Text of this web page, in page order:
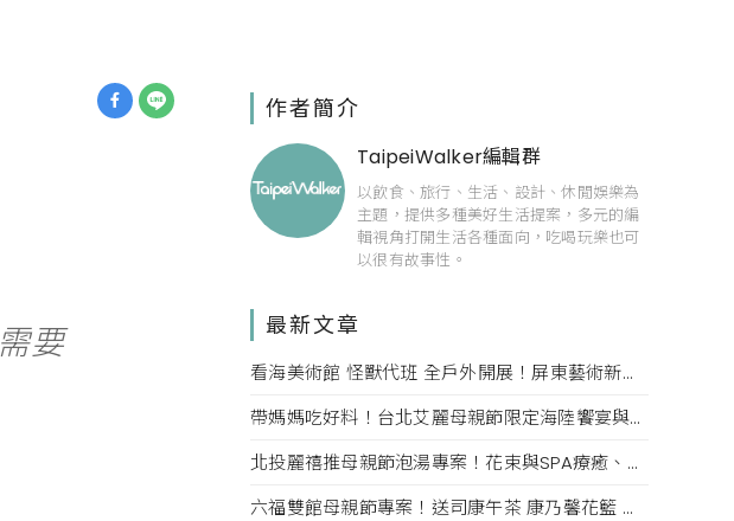
要
作者簡介
TaipeiWalker編輯群
以飲食、旅行、生活、設計、休閒娛樂為
主題，提供多種美好生活提案，多元的編
輯視角打開生活各種面向，吃喝玩樂也可
以很有故事性。
最新文章
看海美術館 怪獸代班 全戶外開展！屏東藝術新亮點 網美必拍。
帶媽媽吃好料！台北艾麗母親節限定海陸饗宴與住房專案一次收藏。
北投麗禧推母親節泡湯專案！花束與SPA療癒、甜點同步登場
六福雙館母親節專案！送司康午茶 康乃馨花籃 演唱會票，高鐵78折限量。